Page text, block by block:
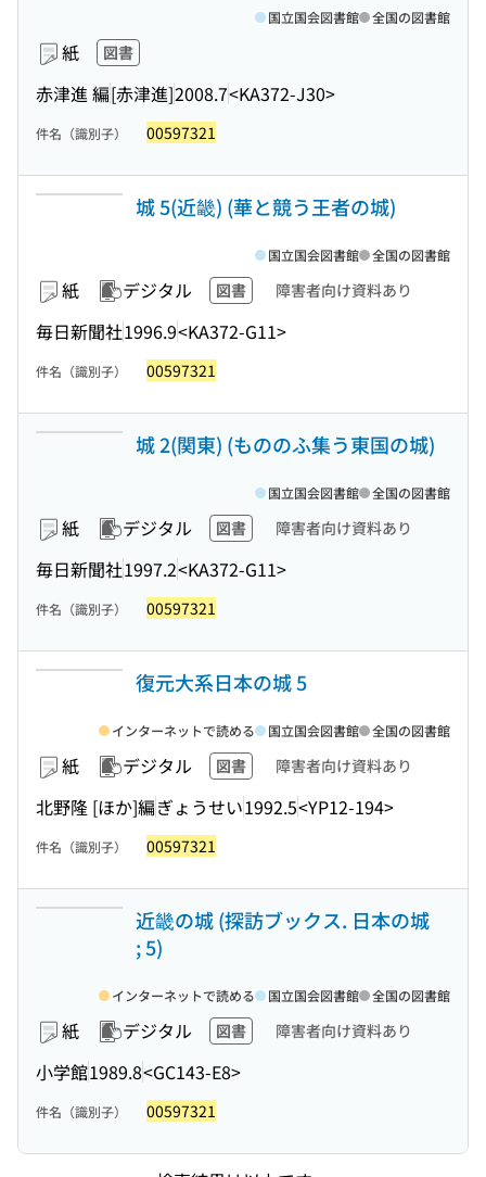
紙 図書
赤津進 編[赤津進]2008.7<KA372-J30>
国立国会図書館 全国の図書館
件名（識別子） 00597321
城 5(近畿) (華と競う王者の城)
紙 デジタル 図書 障害者向け資料あり
毎日新聞社1996.9<KA372-G11>
国立国会図書館 全国の図書館
件名（識別子） 00597321
城 2(関東) (もののふ集う東国の城)
紙 デジタル 図書 障害者向け資料あり
毎日新聞社1997.2<KA372-G11>
国立国会図書館 全国の図書館
件名（識別子） 00597321
復元大系日本の城 5
紙 デジタル 図書 障害者向け資料あり
北野隆 [ほか]編ぎょうせい1992.5<YP12-194>
インターネットで読める 国立国会図書館 全国の図書館
件名（識別子） 00597321
近畿の城 (探訪ブックス. 日本の城
; 5)
紙 デジタル 図書 障害者向け資料あり
小学館1989.8<GC143-E8>
インターネットで読める 国立国会図書館 全国の図書館
件名（識別子） 00597321